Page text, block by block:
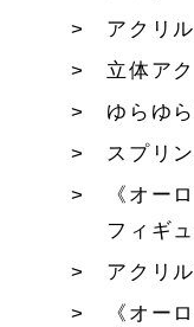
アクリ
立体ア
ゆらゆ
スプリ
《オー
フィギ
アクリ
《オー